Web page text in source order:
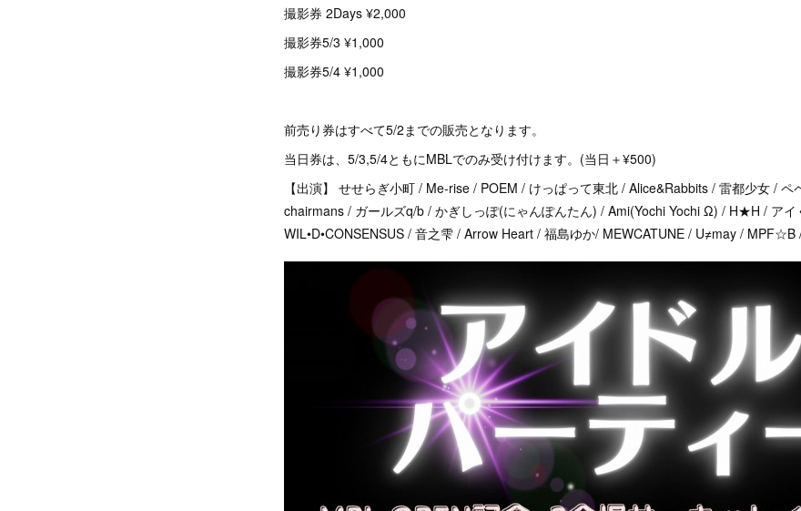
撮影券 2Days ¥2,000
撮影券5/3 ¥1,000
撮影券5/4 ¥1,000
前売り券はすべて5/2までの販売となります。
当日券は、5/3,5/4ともにMBLでのみ受け付けます。(当日＋¥500)
【出演】 せせらぎ小町 / Me-rise / POEM / けっぱって東北 / Alice&Rabbits / 雷都少女 / ペ
chairmans / ガールズq/b / かぎしっぽ(にゃんぽんたん) / Ami(Yochi Yochi Ω) / H★H / アイ
WIL•D•CONSENSUS / 音之雫 / Arrow Heart / 福島ゆか/ MEWCATUNE / U≠may / MPF☆B